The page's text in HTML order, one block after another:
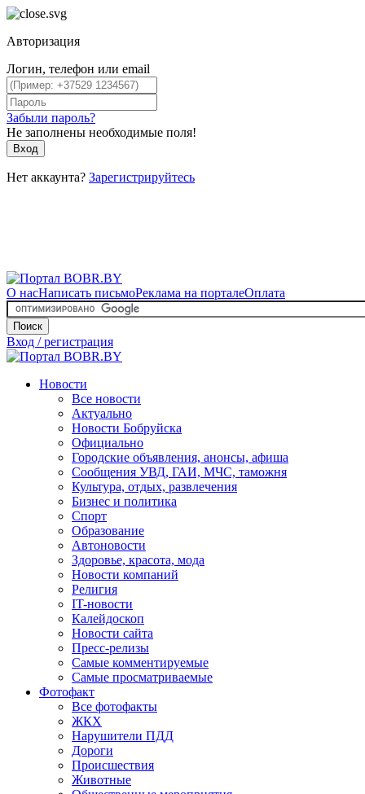
Авторизация
Логин, телефон или email
Забыли пароль?
Не заполнены необходимые поля!
Вход
Нет аккаунта? Зарегистрируйтесь
О насНаписать письмоРеклама на порталеОплата
Поиск
Вход / регистрация
Новости
Все новости
Актуально
Новости Бобруйска
Официально
Городские объявления, анонсы, афиша
Сообщения УВД, ГАИ, МЧС, таможня
Культура, отдых, развлечения
Бизнес и политика
Спорт
Образование
Автоновости
Здоровье, красота, мода
Новости компаний
Религия
IT-новости
Калейдоскоп
Новости сайта
Пресс-релизы
Самые комментируемые
Самые просматриваемые
Фотофакт
Все фотофакты
ЖКХ
Нарушители ПДД
Дороги
Происшествия
Животные